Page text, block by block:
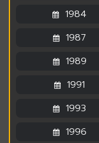
1984
1987
1989
1991
1993
1996